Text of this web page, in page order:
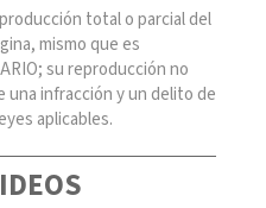
total o parcial del
mismo que es
su reproducción no
infracción y un delito de
aplicables.